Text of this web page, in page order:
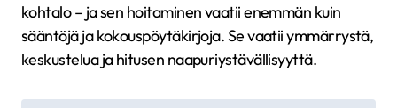
kohtalo – ja sen hoitaminen vaatii enemmän kuin
sääntöjä ja kokouspöytäkirjoja. Se vaatii ymmärrystä,
keskustelua ja hitusen naapuriystävällisyyttä.